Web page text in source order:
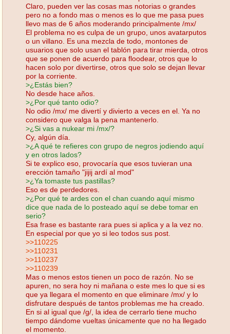
Claro, pueden ver las cosas mas notorias o grandes
pero no a fondo mas o menos es lo que me pasa pues
llevo mas de 6 años moderando principalmente /mx/
El problema no es culpa de un grupo, unos avatarputos
o un villano. Es una mezcla de todo, montones de
usuarios que solo usan el tablón para tirar mierda, otros
que se ponen de acuerdo para floodear, otros que lo
hacen solo por divertirse, otros que solo se dejan llevar
por la corriente.
>¿Estás bien?
No desde hace años.
>¿Por qué tanto odio?
No odio /mx/ me divertí y divierto a veces en el. Ya no
considero que valga la pena mantenerlo.
>¿Si vas a nukear mi /mx/?
Cy, algún día.
>¿A qué te refieres con grupo de negros jodiendo aquí
y en otros lados?
Si te explico eso, provocaría que esos tuvieran una
erección tamaño "jijij ardí al mod"
>¿Ya tomaste tus pastillas?
Eso es de perdedores.
>¿Por qué te ardes con el chan cuando aquí mismo
dice que nada de lo posteado aquí se debe tomar en
serio?
Esa frase es bastante rara pues si aplica y a la vez no.
En especial por que yo si leo todos sus post.
>>110225
>>110231
>>110237
>>110239
Mas o menos estos tienen un poco de razón. No se
apuren, no sera hoy ni mañana o este mes lo que si es
que ya llegara el momento en que eliminare /mx/ y lo
disfrutare después de tantos problemas me ha creado.
En si al igual que /g/, la idea de cerrarlo tiene mucho
tiempo dándome vueltas únicamente que no ha llegado
el momento.